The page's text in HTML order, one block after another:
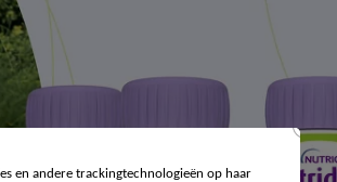
en andere trackingtechnologieën op haar